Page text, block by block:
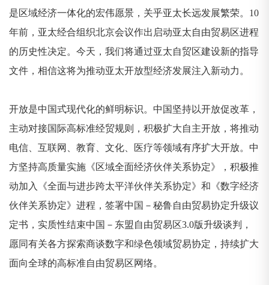
是区域经济一体化的宏伟愿景，关乎亚太长远发展繁荣。10
年前，亚太经合组织北京会议作出启动亚太自由贸易区进程
的历史性决定。今天，我们将通过亚太自贸区建设新的指导
文件，相信这将为推动亚太开放型经济发展注入新动力。
开放是中国式现代化的鲜明标识。中国坚持以开放促改革，
主动对接国际高标准经贸规则，积极扩大自主开放，将推动
电信、互联网、教育、文化、医疗等领域有序扩大开放。中
方坚持高质量实施《区域全面经济伙伴关系协定》，积极推
动加入《全面与进步跨太平洋伙伴关系协定》和《数字经济
伙伴关系协定》进程，签署中国－秘鲁自由贸易协定升级议
定书，实质性结束中国－东盟自由贸易区3.0版升级谈判，
愿同有关各方探索商谈数字和绿色领域贸易协定，持续扩大
面向全球的高标准自由贸易区网络。